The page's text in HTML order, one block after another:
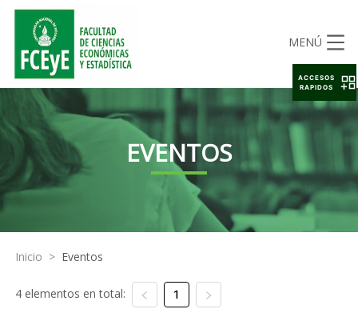
MENÚ
EVENTOS
Inicio > Eventos
4 elementos en total: 1
ACCESOS
RAPIDOS